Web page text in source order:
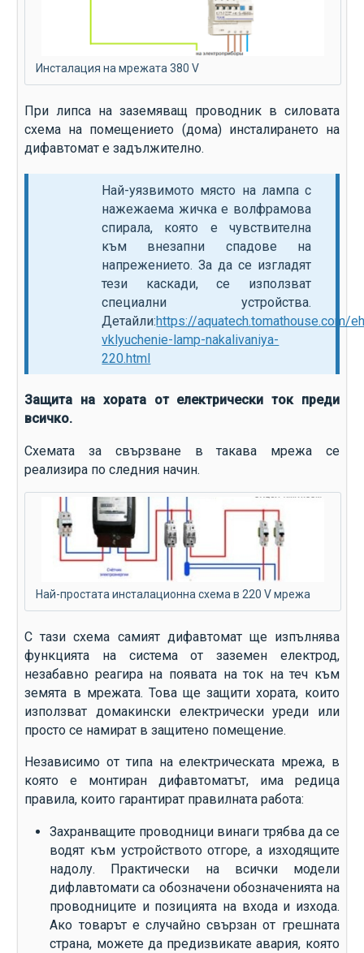
Инсталация на мрежата 380 V
При липса на заземяващ проводник в силовата
схема на помещението (дома) инсталирането на
дифавтомат е задължително.
Най-уязвимото място на лампа с
нажежаема жичка е волфрамова
спирала, която е чувствителна
към внезапни спадове на
напрежението. За да се изгладят
тези каскади, се използват
специални устройства.
Детайли:https://aquatech.tomathouse.com/
vklyuchenie-lamp-nakalivaniya-
220.html
Защита на хората от електрически ток преди
всичко.
Схемата за свързване в такава мрежа се
реализира по следния начин.
Най-простата инсталационна схема в 220 V мрежа
С тази схема самият дифавтомат ще изпълнява
функцията на система от заземен електрод,
незабавно реагира на появата на ток на теч към
земята в мрежата. Това ще защити хората, които
използват домакински електрически уреди или
просто се намират в защитено помещение.
Независимо от типа на електрическата мрежа, в
която е монтиран дифавтоматът, има редица
правила, които гарантират правилната работа:
Захранващите проводници винаги трябва да се
водят към устройството отгоре, а изходящите
надолу. Практически на всички модели
дифлавтомати са обозначени обозначенията на
проводниците и позицията на входа и изхода.
Ако товарът е случайно свързан от грешната
страна, можете да предизвикате авария, която